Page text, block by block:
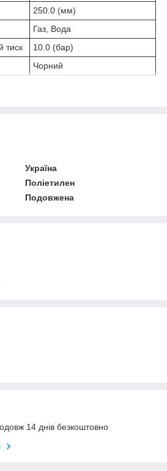
250.0 (мм)
Газ, Вода
тиск
10.0 (бар)
Чорний
Україна
Поліетилен
Подовжена
14 днів безкоштовно